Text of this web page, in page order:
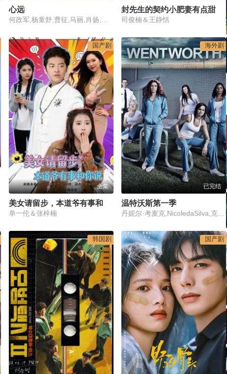
心远 封先生的契约小肥妻有点甜
司俊楠＆王静恬
国产剧
全集
单一伦＆张梓楠
海外剧
已完结
温特沃斯第一季
韩国剧 国产剧